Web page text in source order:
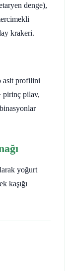
denge),
krakeri.
asit profilini
pirinç pilav,
yoğurt
kaşığı